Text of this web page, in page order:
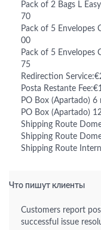
Pack of 2 Bags L
70
Pack of 5 Envelopes
00
Pack of 5 Envelopes
75
Redirection
Posta Restante
PO Box (Apartado)
PO Box (Apartado)
Shipping Route
Shipping Route
Shipping Route
Что пишут клиенты
Customers report
successful issue